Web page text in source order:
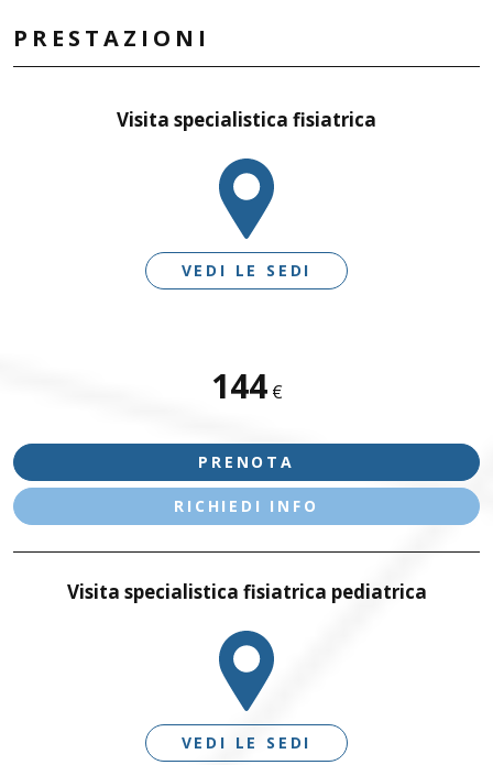
PRESTAZIONI
Visita specialistica fisiatrica
VEDI LE SEDI
DESENZANO D/G - LE VELE144€
PRENOTA
RICHIEDI INFO
Visita specialistica fisiatrica pediatrica
VEDI LE SEDI